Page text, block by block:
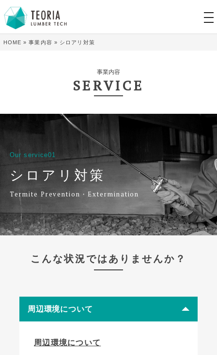
HOME »事業内容 » シロアリ対策
事業内容
SERVICE
Our service01
シロアリ対策
Termite Prevention・Extermination
こんな状況ではありませんか？
周辺環境について
周辺環境について